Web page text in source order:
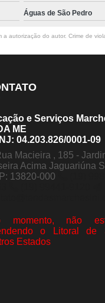
Águas de São Pedro
autorização do autor. Crime de
e Serviços
ME
04.203.826/0001-09
Macieira , 185 -
Acima Jaguariúna
13820-000
momento, não
o Litoral de
Estados